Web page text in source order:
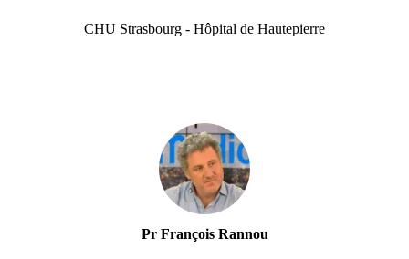
CHU Strasbourg - Hôpital de Hautepierre
Pr François Rannou